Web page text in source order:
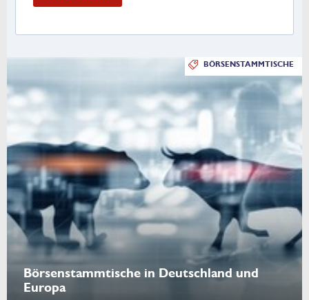
BÖRSENSTAMMTISCHE
Börsenstammtische in Deutschland und
Europa